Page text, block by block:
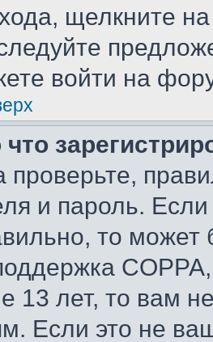
щелкните
войти на
проверьте,
и пароль.
то может
13 лет, то вам
Если это не